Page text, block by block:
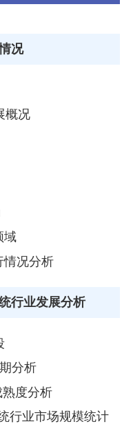
况
概况
域
情况分析
行业发展分析
分析
度分析
行业市场规模统计